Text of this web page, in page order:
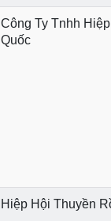
Công Ty Tnhh
Quốc
Hiệp Hội Thuyền